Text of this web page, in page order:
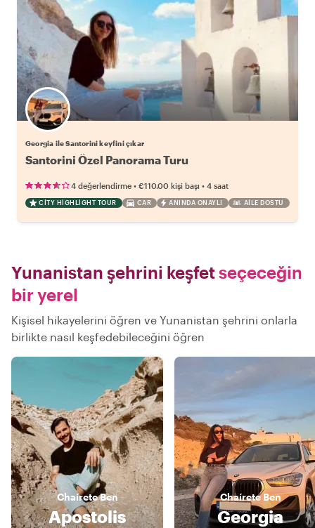
Georgia ile Santorini keyfini çıkar
Santorini Özel Panorama Turu
4 değerlendirme • €110.00 kişi başı • 4 saat
CITY HIGHLIGHT TOUR CAR ANINDA ONAYLI AILE DOSTU
Yunanistan şehrini keşfetseçeceğin
bir yerel
Kişisel hikayelerini öğren ve Yunanistan şehrini onlarla
birlikte nasıl keşfedebileceğini öğren
ChaíreteBen
Apostolis
Chaírete Ben
Georgia